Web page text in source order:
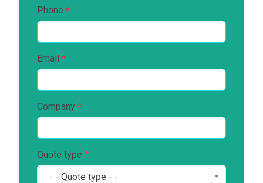
Phone *
Email *
Company *
Quote type *
- - Quote type - -